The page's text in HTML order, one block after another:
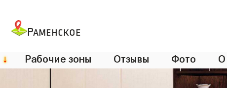
Раменское
↓ Рабочие зоны Отзывы Фото О